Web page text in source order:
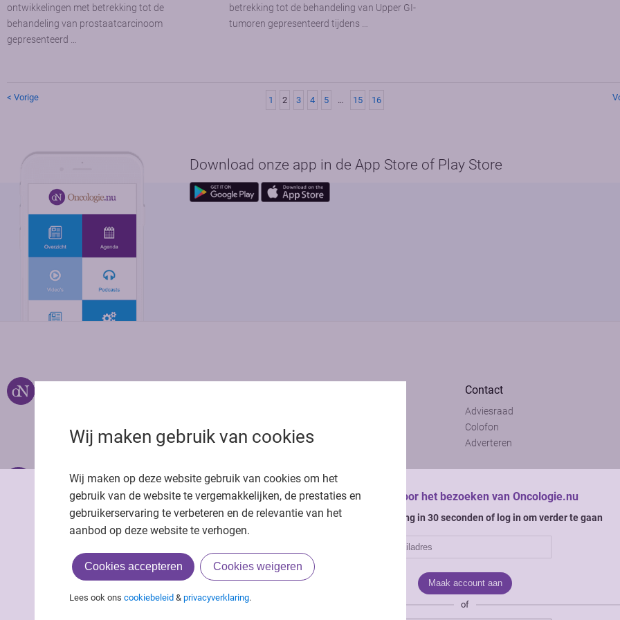
Wij maken gebruik van cookies
Wij maken op deze website gebruik van cookies om het
gebruik van de website te vergemakkelijken, de prestaties en
gebruikerservaring te verbeteren en de relevantie van het
aanbod op deze website te verhogen.
Cookies accepteren Cookies weigeren
Lees ook ons cookiebeleid & privacyverklaring.
Bedankt voor het bezoeken van Oncologie.nu
Krijg gratis toegang in 30 seconden of log in om verder te gaan
of
ontwikkelingen met betrekking tot de
behandeling van prostaatcarcinoom
gepresenteerd …
betrekking tot de behandeling van Upper GI-
tumoren gepresenteerd tijdens …
< Vorige 1 2 3 4 5 … 15 16
Download onze app in de App Store of Play Store
Privacy statement
Cookie statement
Richtlijnen
Contact
Adviesraad
Colofon
Adverteren